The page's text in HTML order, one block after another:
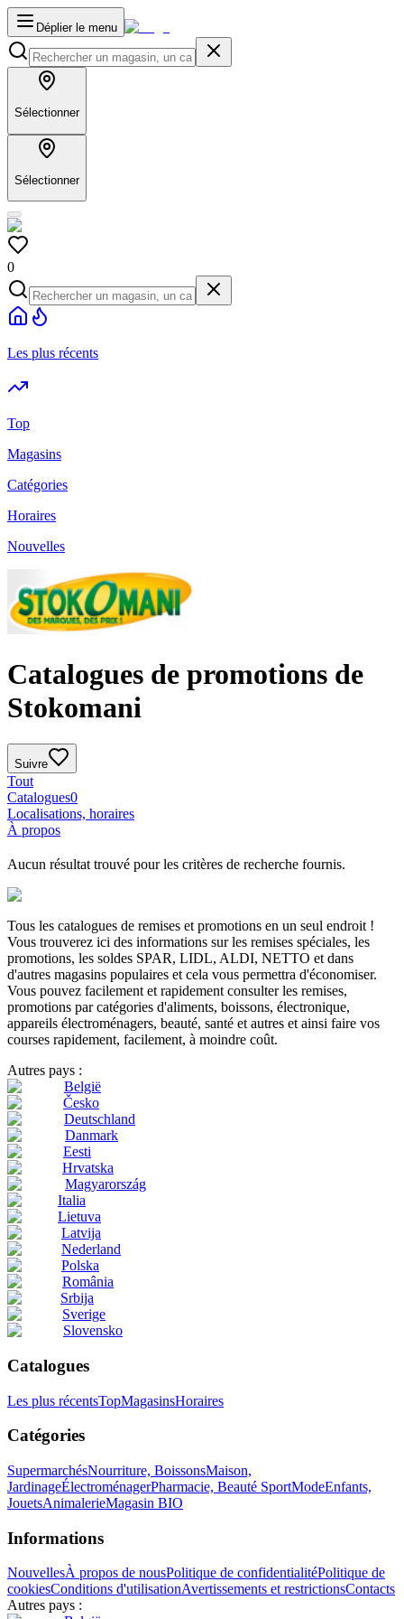
Déplier le menu
Sélectionner
Sélectionner
0
Les plus récents
Top
Magasins
Catégories
Horaires
Nouvelles
Catalogues de promotions de
Stokomani
Suivre
Tout
Catalogues0
Localisations, horaires
À propos
Aucun résultat trouvé pour les critères de recherche fournis.
Tous les catalogues de remises et promotions en un seul endroit !
Vous trouverez ici des informations sur les remises spéciales, les
promotions, les soldes SPAR, LIDL, ALDI, NETTO et dans
d'autres magasins populaires et cela vous permettra d'économiser.
Vous pouvez facilement et rapidement consulter les remises,
promotions par catégories d'aliments, boissons, électronique,
appareils électroménagers, beauté, santé et autres et ainsi faire vos
courses rapidement, facilement, à moindre coût.
Autres pays :
België
Česko
Deutschland
Danmark
Eesti
Hrvatska
Magyarország
Italia
Lietuva
Latvija
Nederland
Polska
România
Srbija
Sverige
Slovensko
Catalogues
Les plus récentsTopMagasinsHoraires
Catégories
SupermarchésNourriture, BoissonsMaison,
JardinageÉlectroménagerPharmacie, Beauté SportModeEnfants,
JouetsAnimalerieMagasin BIO
Informations
NouvellesÀ propos de nousPolitique de confidentialitéPolitique de
cookiesConditions d'utilisationAvertissements et restrictionsContacts
Autres pays :